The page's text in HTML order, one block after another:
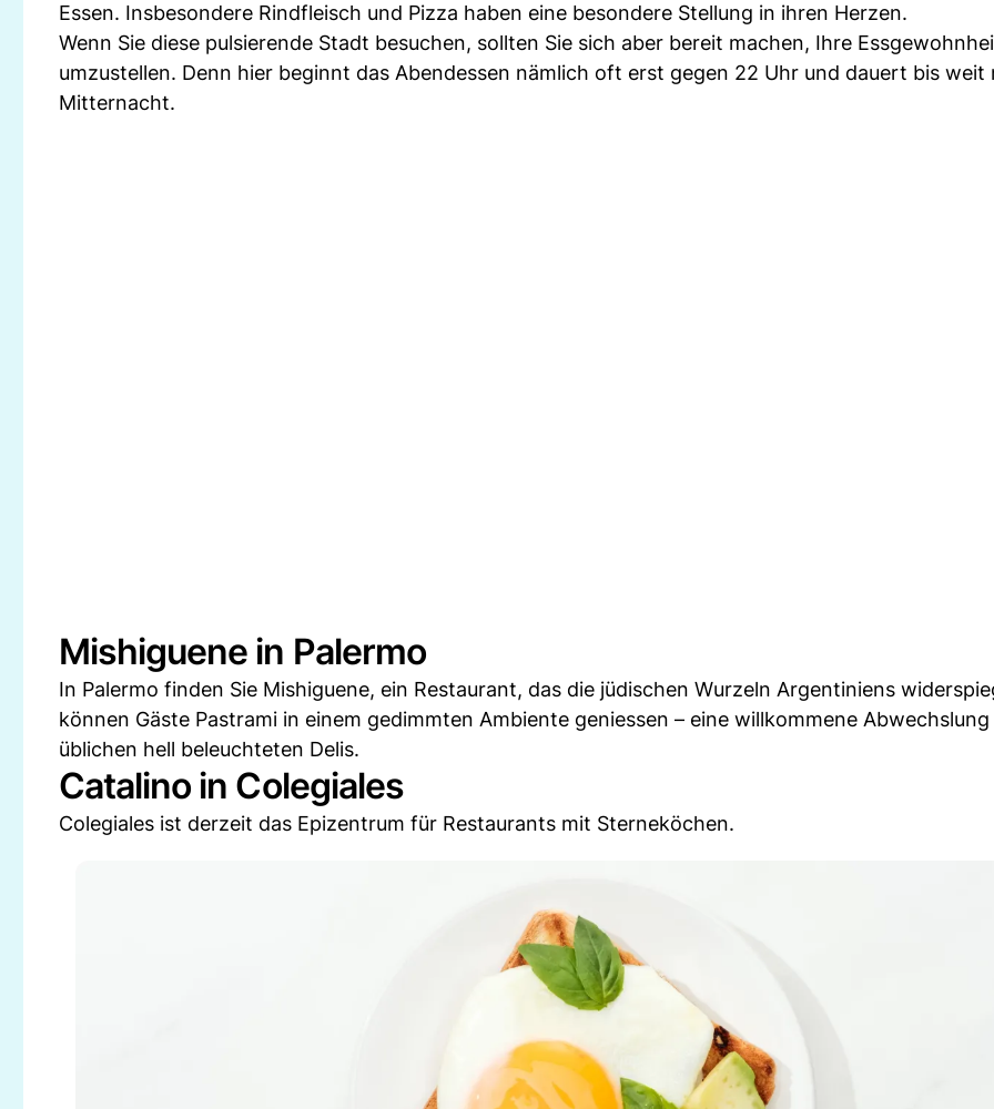
Essen. Insbesondere Rindfleisch und Pizza haben eine besondere Stellung in ihren Herzen.
Wenn Sie diese pulsierende Stadt besuchen, sollten Sie sich aber bereit machen, Ihre
umzustellen. Denn hier beginnt das Abendessen nämlich oft erst gegen 22 Uhr und dauert bis weit
Mitternacht.
Mishiguene in Palermo
In Palermo finden Sie Mishiguene, ein Restaurant, das die jüdischen Wurzeln Argentiniens
können Gäste Pastrami in einem gedimmten Ambiente geniessen – eine willkommene
üblichen hell beleuchteten Delis.
Catalino in Colegiales
Colegiales ist derzeit das Epizentrum für Restaurants mit Sterneköchen.